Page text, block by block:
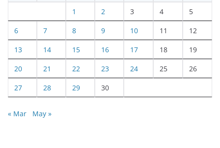
1 2 3 4 5
6 7 8 9 10 11 12
13 14 15 16 17 18 19
20 21 22 23 24 25 26
27 28 29 30
« Mar May »